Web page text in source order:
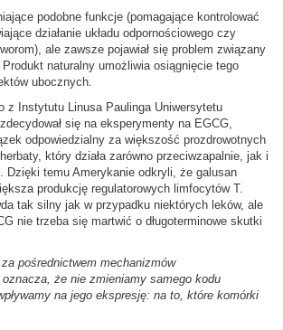
podobne funkcje (pomagające kontrolować
działanie układu odpornościowego czy
ale zawsze pojawiał się problem związany
naturalny umożliwia osiągnięcie tego
ubocznych.
z Instytutu Linusa Paulinga Uniwersytetu
się na eksperymenty na EGCG,
odpowiedzialny za większość prozdrowotnych
który działa zarówno przeciwzapalnie, jak i
Dzięki temu Amerykanie odkryli, że galusan
produkcję regulatorowych limfocytów T.
tak silny jak w przypadku niektórych leków, ale
nie trzeba się martwić o długoterminowe skutki
pośrednictwem mechanizmów
że nie zmieniamy samego kodu
na jego ekspresję: na to, które komórki